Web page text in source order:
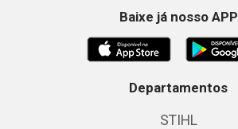
Baixe já nosso APP
Departamentos
STIHL